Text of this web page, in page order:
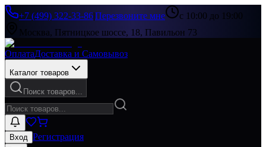
+7 (499) 322-33-86|Перезвоните мне
с 10:00 до 19:00
Москва, Пятницкое шоссе, 18, Павильон 73
ОплатаДоставка и Самовывоз
Каталог товаров
Поиск товаров...
Вход Регистрация